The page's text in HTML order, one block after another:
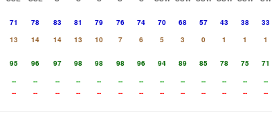
71 78 83 81 79 76 74 70 68 57 43 38 33
13 14 14 13 10 7 6 5 3 0 1 1 1
95 96 97 98 98 98 96 94 89 85 78 75 71
-- -- -- -- -- -- -- -- -- -- -- -- --
-- -- -- -- -- -- -- -- -- -- -- -- --